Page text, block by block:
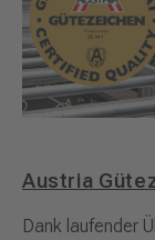
Austria
Dank laufender